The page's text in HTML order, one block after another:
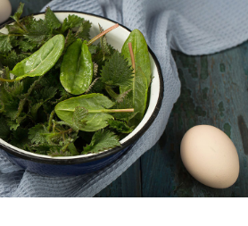
состоит в том, что он
щавелевой кислоты,
образованию